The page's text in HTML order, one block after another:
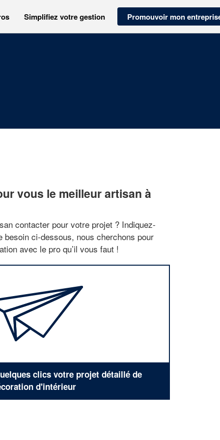
Simplifiez votre gestion Promouvoir mon
vous le meilleur artisan à
contacter pour votre projet ? Indiquez-
besoin ci-dessous, nous cherchons pour
avec le pro qu’il vous faut !
clics votre projet détaillé de
d'intérieur